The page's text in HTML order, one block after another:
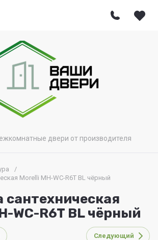
двери от производителя
/
Morelli MH-WC-R6T BL чёрный
сантехническая
WC-R6T BL чёрный
Следующий